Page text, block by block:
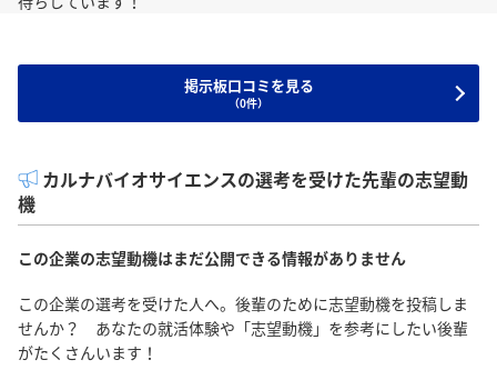
掲示板口コミを見る
（0件）
カルナバイオサイエンスの選考を受けた先輩の志望動
機
この企業の志望動機はまだ公開できる情報がありません
この企業の選考を受けた人へ。後輩のために志望動機を投稿しま
せんか？ あなたの就活体験や「志望動機」を参考にしたい後輩
がたくさんいます！